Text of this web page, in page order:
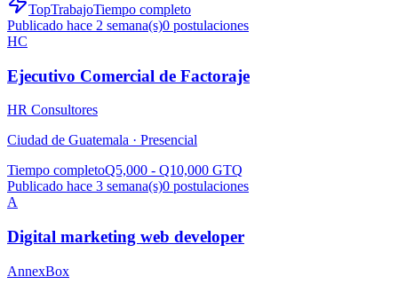
TopTrabajoTiempo completo
Publicado hace 2 semana(s)0 postulaciones
HC
Ejecutivo Comercial de Factoraje
HR Consultores
Ciudad de Guatemala · Presencial
Tiempo completoQ5,000 - Q10,000 GTQ
Publicado hace 3 semana(s)0 postulaciones
A
Digital marketing web developer
AnnexBox